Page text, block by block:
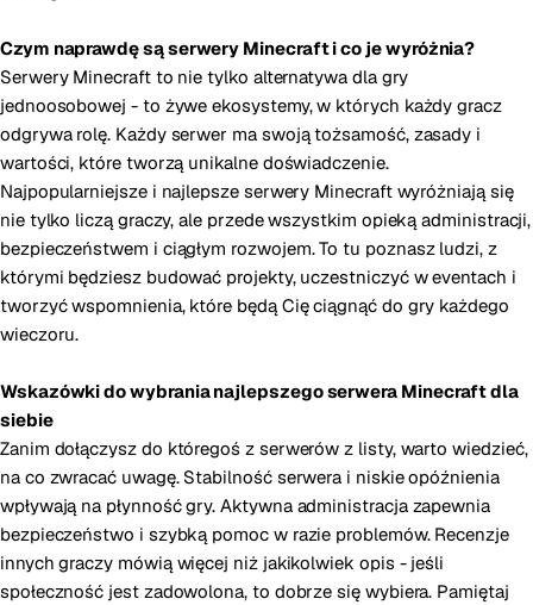
Czym naprawdę są serwery Minecraft i co je wyróżnia?
Serwery Minecraft to nie tylko alternatywa dla gry
jednoosobowej - to żywe ekosystemy, w których każdy gracz
odgrywa rolę. Każdy serwer ma swoją tożsamość, zasady i
wartości, które tworzą unikalne doświadczenie.
Najpopularniejsze i najlepsze serwery Minecraft wyróżniają się
nie tylko liczą graczy, ale przede wszystkim opieką administracji,
bezpieczeństwem i ciągłym rozwojem. To tu poznasz ludzi, z
którymi będziesz budować projekty, uczestniczyć w eventach i
tworzyć wspomnienia, które będą Cię ciągnąć do gry każdego
wieczoru.
Wskazówki do wybrania najlepszego serwera Minecraft dla
siebie
Zanim dołączysz do któregoś z serwerów z listy, warto wiedzieć,
na co zwracać uwagę. Stabilność serwera i niskie opóźnienia
wpływają na płynność gry. Aktywna administracja zapewnia
bezpieczeństwo i szybką pomoc w razie problemów. Recenzje
innych graczy mówią więcej niż jakikolwiek opis - jeśli
społeczność jest zadowolona, to dobrze się wybiera. Pamiętaj